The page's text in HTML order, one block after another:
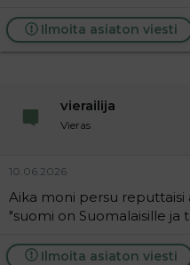
Ilmoita asiaton viesti
vierailija
Vieras
10.06.2026
Aika moni persu reputtaisi
"suomi on Suomalaisille ja
Ilmoita asiaton viesti